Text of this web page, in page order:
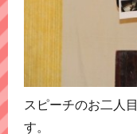
スピーチのお二人
す。